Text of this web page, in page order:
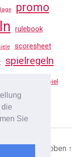
Sie
promo
rulebook
scoresheet
spielregeln
würfelspiel
Nach oben ↑